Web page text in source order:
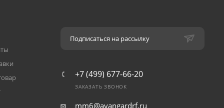
Подписаться на рассылку
+7 (499) 677-66-20
ЗАКАЗАТЬ ЗВОНОК
mm6@avangardrf.ru